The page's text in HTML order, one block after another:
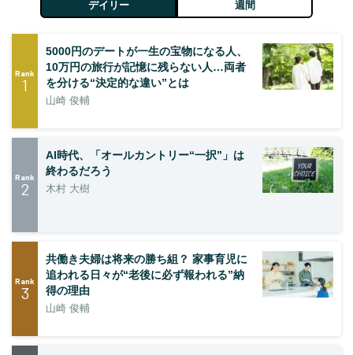
デイリー 週間
Rank
1
5000円のデートが一生の宝物になる人、
10万円の旅行が記憶に残らない人…両者
を分ける“決定的な違い”とは
山崎 俊輔
Rank
2
AI時代、「オールカントリー“一択”」は
終わるだろう
木村 大樹
Rank
3
共働き夫婦は将来の勝ち組？ 家事育児に
追われる日々が“老後に必ず報われる”納
得の理由
山崎 俊輔